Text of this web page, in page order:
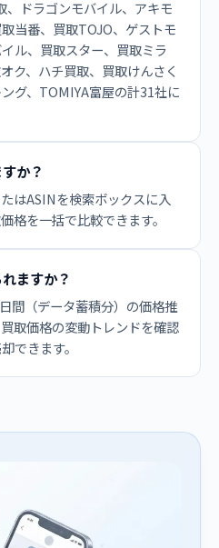
、ドラゴンモバイル、アキモ
当番、買取TOJO、ゲストモ
ル、買取スター、買取ミラ
ク、ハチ買取、買取けんさく
グ、TOMIYA富屋の計31社に
か？
はASINを検索ボックスに入
格を一括で比較できます。
ますか？
間（データ蓄積分）の価格推
取価格の変動トレンドを確認
できます。